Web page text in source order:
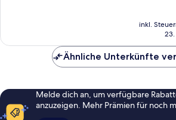
inkl.
Ähnliche Unterkünfte
Melde dich an, um verfügbare
anzuzeigen. Mehr Prämien für noch